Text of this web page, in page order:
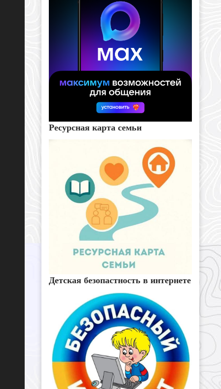
Ресурсная карта семьи
Детская безопастность в интернете